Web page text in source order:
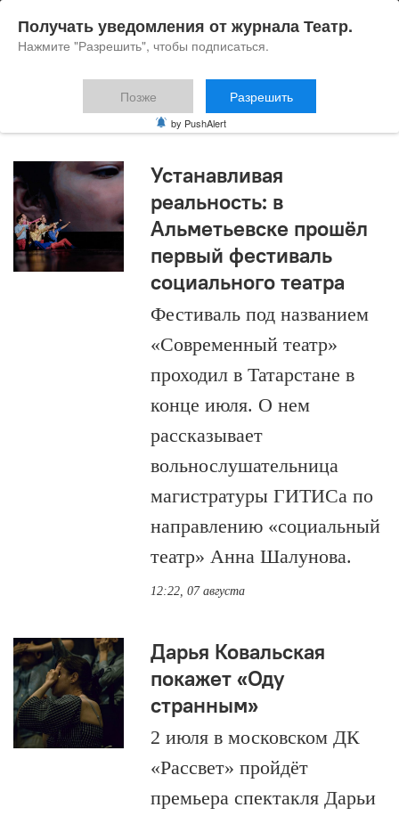
школа Инклюзион
Устанавливая
реальность: в
Альметьевске прошёл
первый фестиваль
социального театра
Фестиваль под названием
«Современный театр»
проходил в Татарстане в
конце июля. О нем
рассказывает
вольнослушательница
магистратуры ГИТИСа по
направлению «социальный
театр» Анна Шалунова.
12:22, 07 августа
Дарья Ковальская
покажет «Оду
странным»
2 июля в московском ДК
«Рассвет» пройдёт
премьера спектакля Дарьи
Получать уведомления от журнала Театр.
Нажмите "Разрешить", чтобы подписаться.
Позже Разрешить
by PushAlert